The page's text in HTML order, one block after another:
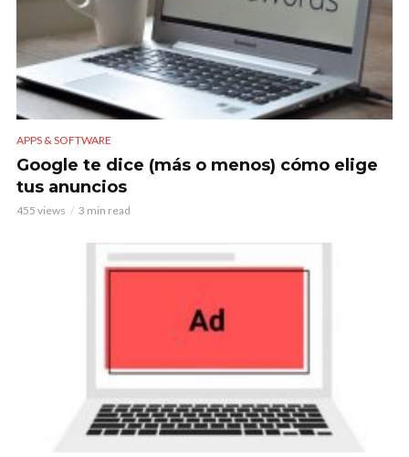
APPS & SOFTWARE
Google te dice (más o menos) cómo elige
tus anuncios
455 views 3 min read